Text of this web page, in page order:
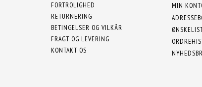
FORTROLIGHED
RETURNERING
BETINGELSER OG VILKÅR
FRAGT OG LEVERING
KONTAKT OS
MIN